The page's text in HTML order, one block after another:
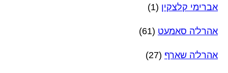
אברימי קלצקין (1)
אהרל'ה סאמעט (61)
אהרל'ה שארף (27)